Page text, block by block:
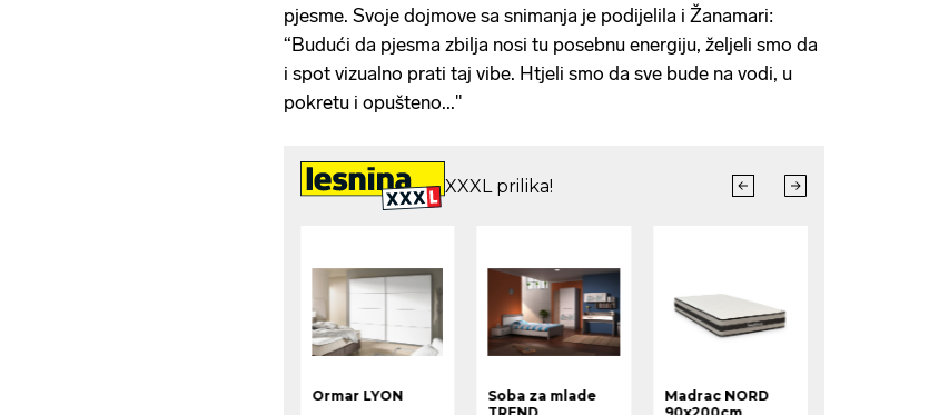
pjesme. Svoje dojmove sa snimanja je podijelila i Žanamari:
“Budući da pjesma zbilja nosi tu posebnu energiju, željeli smo da
i spot vizualno prati taj vibe. Htjeli smo da sve bude na vodi, u
pokretu i opušteno..."